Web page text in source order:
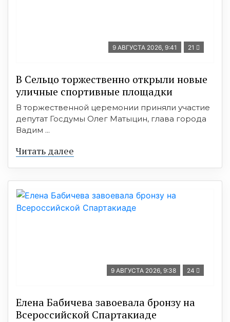
9 АВГУСТА 2026, 9:41 21
В Сельцо торжественно открыли новые
уличные спортивные площадки
В торжественной церемонии приняли участие
депутат Госдумы Олег Матыцин, глава города
Вадим ...
Читать далее
9 АВГУСТА 2026, 9:38 24
Елена Бабичева завоевала бронзу на
Всероссийской Спартакиаде